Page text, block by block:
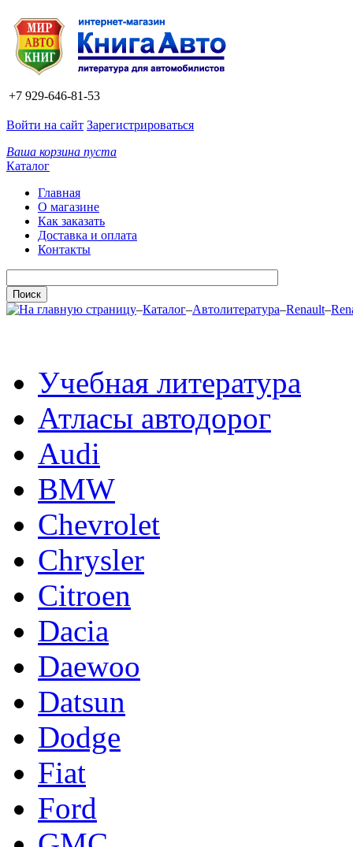
+7 929-646-81-53
Войти на сайт Зарегистрироваться
Ваша корзина пуста
Каталог
Главная
О магазине
Как заказать
Доставка и оплата
Контакты
–Каталог–Автолитература–Renault–
Учебная литература
Атласы автодорог
Audi
BMW
Chevrolet
Chrysler
Citroen
Dacia
Daewoo
Datsun
Dodge
Fiat
Ford